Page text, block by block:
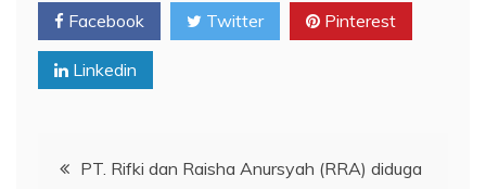
Facebook Twitter Pinterest
Linkedin
Navigasi
PT. Rifki dan Raisha Anursyah (RRA) diduga